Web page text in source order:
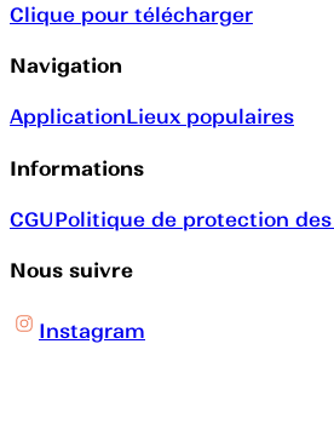
Clique pour télécharger
Navigation
ApplicationLieux populaires
Informations
CGUPolitique de protection
Nous suivre
Instagram